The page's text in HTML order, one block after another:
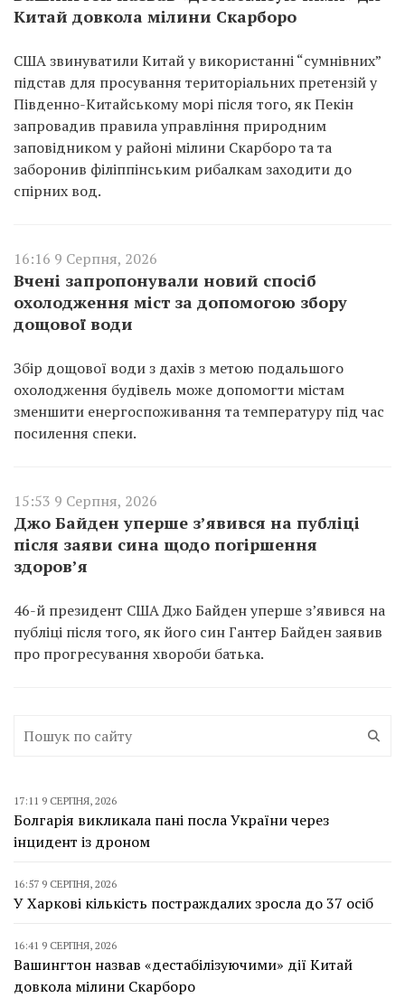
Китай довкола мілини Скарборо
США звинуватили Китай у використанні “сумнівних”
підстав для просування територіальних претензій у
Південно-Китайському морі після того, як Пекін
запровадив правила управління природним
заповідником у районі мілини Скарборо та та
заборонив філіппінським рибалкам заходити до
спірних вод.
16:16 9 Серпня, 2026
Вчені запропонували новий спосіб
охолодження міст за допомогою збору
дощової води
Збір дощової води з дахів з метою подальшого
охолодження будівель може допомогти містам
зменшити енергоспоживання та температуру під час
посилення спеки.
15:53 9 Серпня, 2026
Джо Байден уперше з’явився на публіці
після заяви сина щодо погіршення
здоров’я
46-й президент США Джо Байден уперше з’явився на
публіці після того, як його син Гантер Байден заявив
про прогресування хвороби батька.
17:11 9 СЕРПНЯ, 2026
Болгарія викликала пані посла України через
інцидент із дроном
16:57 9 СЕРПНЯ, 2026
У Харкові кількість постраждалих зросла до 37 осіб
16:41 9 СЕРПНЯ, 2026
Вашингтон назвав «дестабілізуючими» дії Китай
довкола мілини Скарборо